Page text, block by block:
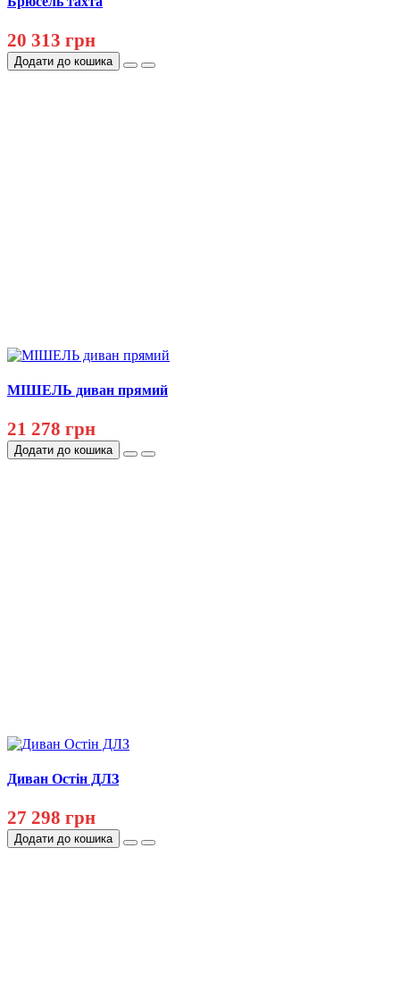
20 313 грн
Додати до кошика
МІШЕЛЬ диван прямий
21 278 грн
Додати до кошика
Диван Остін ДЛЗ
27 298 грн
Додати до кошика